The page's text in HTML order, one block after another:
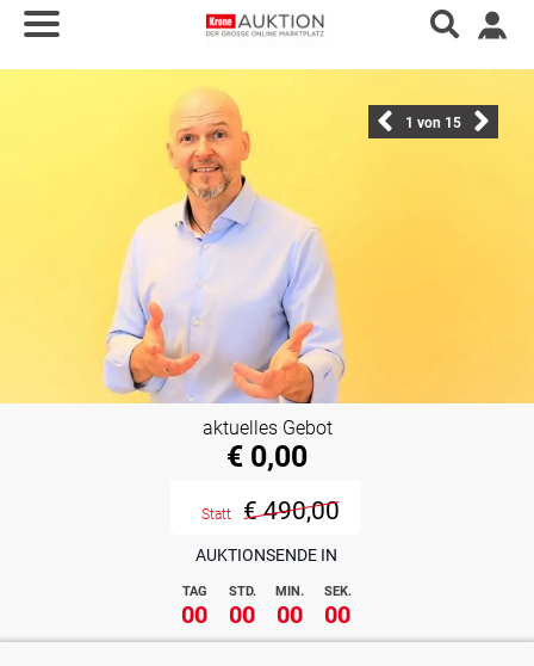
1 von 15
AUKTIONSENDE IN
TAG STD. MIN. SEK.
00 00 00 00
aktuelles Gebot
€ 0,00
Statt € 490,00